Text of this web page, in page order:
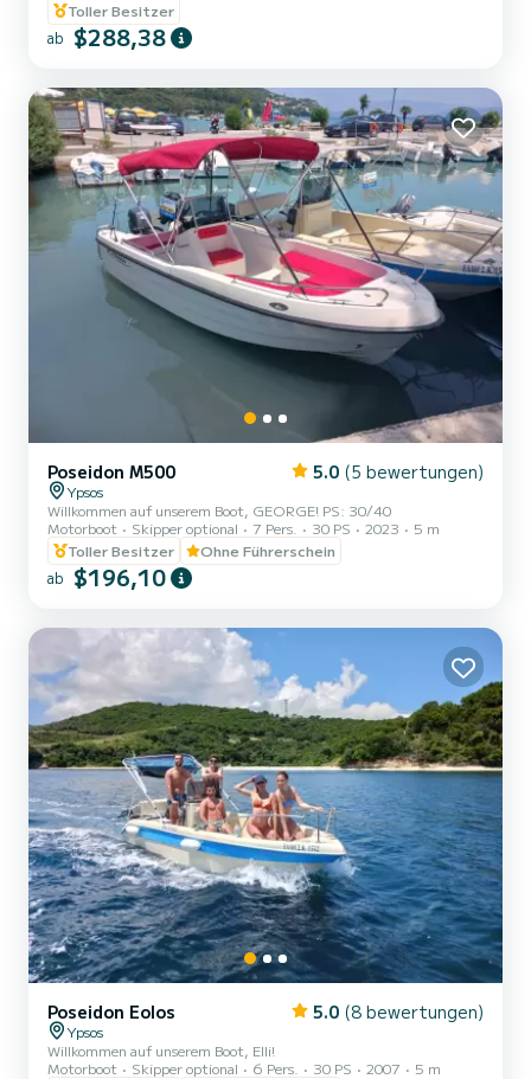
Toller Besitzer
ab $288,38
Poseidon M500 5.0 (5 bewertungen)
Ypsos
Willkommen auf unserem Boot, GEORGE! PS: 30/40
Motorboot
Skipper optional 7 Pers. 30 PS 2023
5 m
Toller Besitzer
Ohne Führerschein
ab $196,10
Poseidon Eolos 5.0 (8 bewertungen)
Ypsos
Willkommen auf unserem Boot, Elli!
Motorboot
Skipper optional 6 Pers. 30 PS 2007
5 m